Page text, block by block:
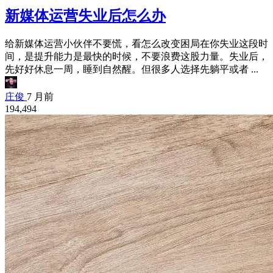
新媒体运营失业后怎么办
给新媒体运营小伙伴不要慌，看怎么改变困局在你失业这段时
间，是提升能力是最快的时候，不要浪费这股力量。失业后，
先好好休息一周，睡到自然醒。但很多人选择先躺平或者 ...
庄俊 7 月前
194,494